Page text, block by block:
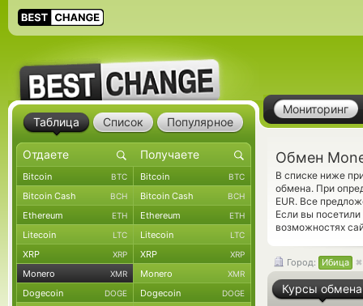
Мониторинг
Обмен
В списке ниже
обмена. При
EUR. Все
Если вы
возможностях
Город: Ибица
Курсы обмена
Таблица Список Популярное
Bitcoin BTC Bitcoin BTC
Bitcoin Cash BCH Bitcoin Cash BCH
Ethereum ETH Ethereum ETH
Litecoin LTC Litecoin LTC
XRP XRP XRP XRP
Monero XMR Monero XMR
Dogecoin DOGE Dogecoin DOGE